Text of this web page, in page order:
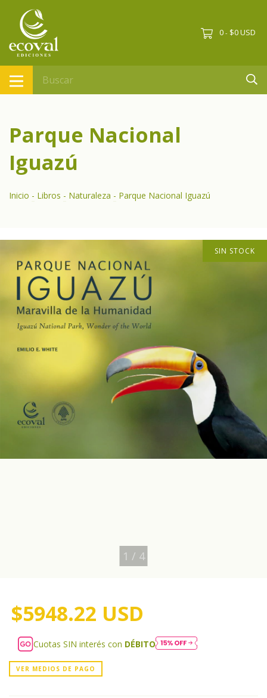
0 - $0 USD
Parque Nacional
Iguazú
Inicio - Libros - Naturaleza - Parque Nacional Iguazú
SIN STOCK
1 / 4
$5948.22 USD
Cuotas SIN interés con DÉBITO
VER MEDIOS DE PAGO